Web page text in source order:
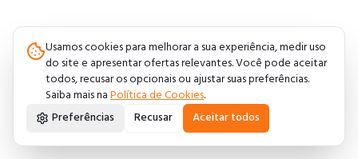
Usamos cookies para melhorar a sua experiência, medir uso
do site e apresentar ofertas relevantes. Você pode aceitar
todos, recusar os opcionais ou ajustar suas preferências.
Saiba mais naPolítica de Cookies.
Preferências
Recusar Aceitar todos